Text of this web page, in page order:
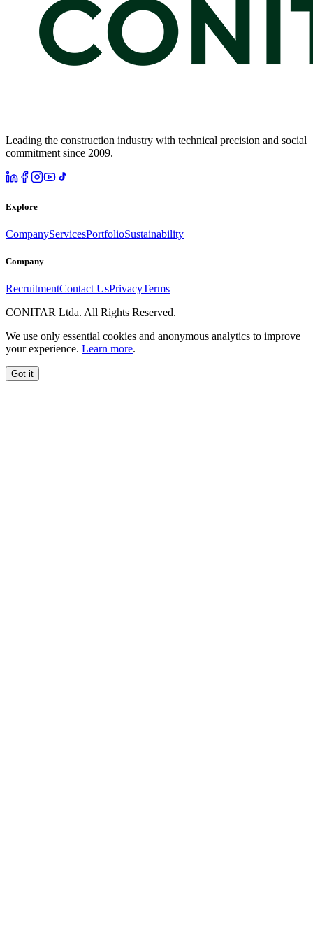
Leading the construction industry with technical precision and social
commitment since 2009.
Explore
CompanyServicesPortfolioSustainability
Company
RecruitmentContact UsPrivacyTerms
CONITAR Ltda. All Rights Reserved.
We use only essential cookies and anonymous analytics to improve
your experience. Learn more.
Got it